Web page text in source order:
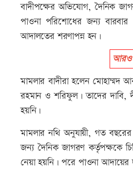
বাদীপক্ষের অভিযোগ, দৈনিক
পাওনা পরিশোধের জন্য
আদালতের শরণাপন্ন হন।
আরও
মামলার বাদীরা হলেন
রহমান ও শরিফুল। তাদের
হয়নি।
মামলার নথি অনুযায়ী, গত বছরের
জন্য দৈনিক জাগরণ কর্তৃপক্ষকে
নেয়া হয়নি। পরে পাওনা